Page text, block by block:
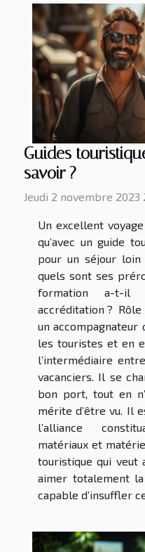
Guides
savoir ?
Jeudi 2 novembre 2023
Un excellent
qu’avec un guide
pour un séjour loin
quels sont ses
formation a-t-il
accréditation ? Rôle
un accompagnateur
les touristes et en
l’intermédiaire
vacanciers. Il se
bon port, tout en
mérite d’être vu. Il
l’alliance
matériaux et
touristique qui veut
aimer totalement
capable d’insuffler